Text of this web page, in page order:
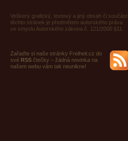
Veškerý grafický, textový a jiný obsah či součást
těchto stránek je předmětem autorského práva
ve smyslu Autorského zákona č. 121/2000 §11.
Zařaďte si naše stránky Freiheit.cz do
své RSS čtečky – žádná novinka na
našem webu vám tak neunikne!